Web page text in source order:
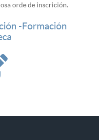
orde de inscrición.
-Formación